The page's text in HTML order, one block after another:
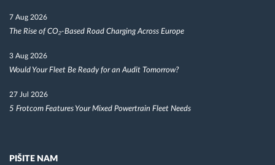
7 Aug 2026
The Rise of CO₂-Based Road Charging Across Europe
3 Aug 2026
Would Your Fleet Be Ready for an Audit Tomorrow?
27 Jul 2026
5 Frotcom Features Your Mixed Powertrain Fleet Needs
PIŠITE NAM